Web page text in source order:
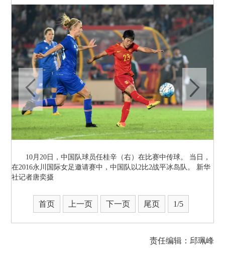
10月20日，中国队球员任桂辛（右）在比赛中传球。 当日，
在2016永川国际女足邀请赛中，中国队以2比2战平冰岛队。 新华
社记者唐奕摄
首页 上一页 下一页 尾页 1/5
责任编辑：邱珮峰